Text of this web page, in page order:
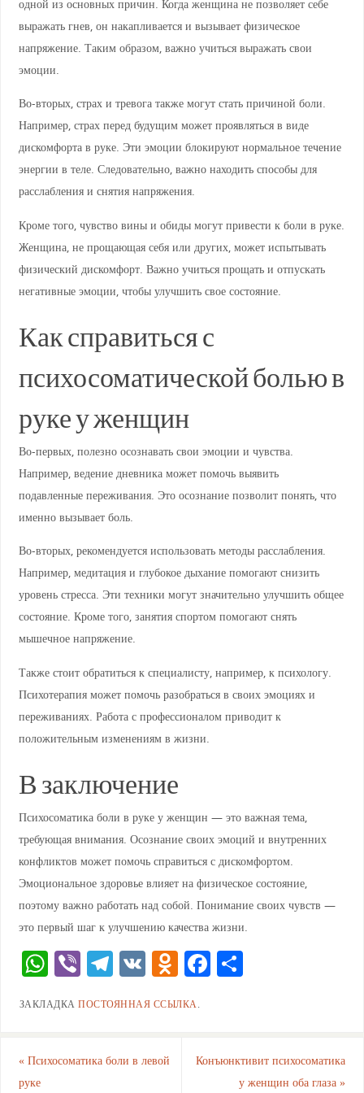
одной из основных причин. Когда женщина не позволяет себе
выражать гнев, он накапливается и вызывает физическое
напряжение. Таким образом, важно учиться выражать свои
эмоции.
Во-вторых, страх и тревога также могут стать причиной боли.
Например, страх перед будущим может проявляться в виде
дискомфорта в руке. Эти эмоции блокируют нормальное течение
энергии в теле. Следовательно, важно находить способы для
расслабления и снятия напряжения.
Кроме того, чувство вины и обиды могут привести к боли в руке.
Женщина, не прощающая себя или других, может испытывать
физический дискомфорт. Важно учиться прощать и отпускать
негативные эмоции, чтобы улучшить свое состояние.
Как справиться с
психосоматической болью в
руке у женщин
Во-первых, полезно осознавать свои эмоции и чувства.
Например, ведение дневника может помочь выявить
подавленные переживания. Это осознание позволит понять, что
именно вызывает боль.
Во-вторых, рекомендуется использовать методы расслабления.
Например, медитация и глубокое дыхание помогают снизить
уровень стресса. Эти техники могут значительно улучшить общее
состояние. Кроме того, занятия спортом помогают снять
мышечное напряжение.
Также стоит обратиться к специалисту, например, к психологу.
Психотерапия может помочь разобраться в своих эмоциях и
переживаниях. Работа с профессионалом приводит к
положительным изменениям в жизни.
В заключение
Психосоматика боли в руке у женщин — это важная тема,
требующая внимания. Осознание своих эмоций и внутренних
конфликтов может помочь справиться с дискомфортом.
Эмоциональное здоровье влияет на физическое состояние,
поэтому важно работать над собой. Понимание своих чувств —
это первый шаг к улучшению качества жизни.
W
h
at
A
Vi
b
er
T
el
e
a
V
K
O
d
n
kl
F
a
b
О
ть
ЗАКЛАДКАПОСТОЯННАЯ ССЫЛКА.
«Психосоматика боли в левой
руке
Конъюнктивит психосоматика
у женщин оба глаза»